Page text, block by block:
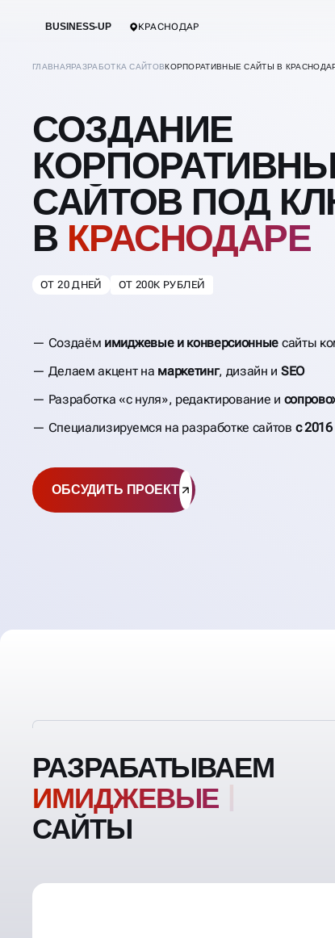
BUSINESS-UP КРАСНОДАР
ГЛАВНАЯРАЗРАБОТКА САЙТОВКОРПОРАТИВНЫЕ САЙТЫ В
СОЗДАНИЕ
САЙТОВ ПОД
В КРАСНОДАРЕ
ОТ 20 ДНЕЙ ОТ 200К РУБЛЕЙ
Создаём имиджевые и конверсионные сайты
Делаем акцент на маркетинг, дизайн и SEO
Разработка «с нуля», редактирование и
Специализируемся на разработке сайтов с 2016
ОБСУДИТЬ ПРОЕКТ
РАЗРАБАТЫВАЕМ
ИМИД
САЙТЫ